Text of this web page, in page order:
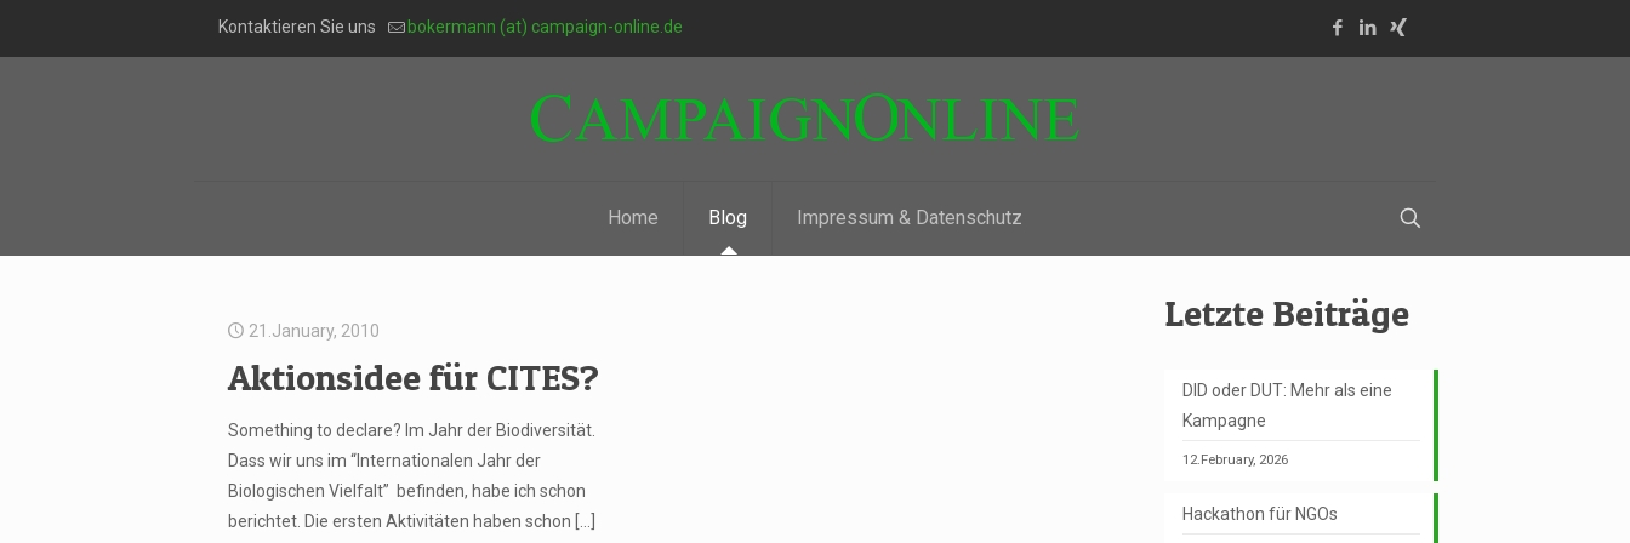
Kontaktieren Sie uns bokermann (at) campaign-online.de
Home Blog Impressum & Datenschutz
21.January, 2010
Aktionsidee für CITES?
Something to declare? Im Jahr der Biodiversität.
Dass wir uns im “Internationalen Jahr der
Biologischen Vielfalt” befinden, habe ich schon
berichtet. Die ersten Aktivitäten haben schon
Letzte Beiträge
DID oder DUT: Mehr als eine
Kampagne
12.February, 2026
Hackathon für NGOs